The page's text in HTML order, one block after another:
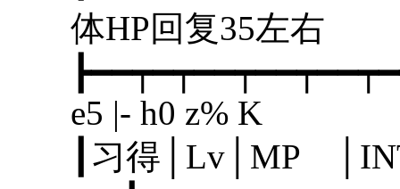
体HP回
e5 |- h0 z% K
┃习得│Lv│MP